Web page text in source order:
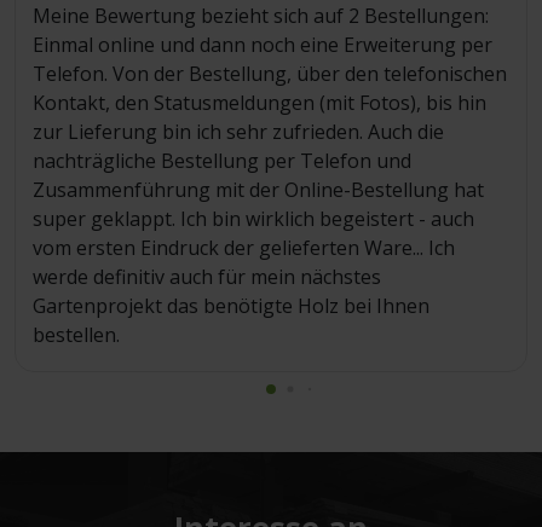
Meine Bewertung bezieht sich auf 2 Bestellungen:
Einmal online und dann noch eine Erweiterung per
Telefon. Von der Bestellung, über den telefonischen
Kontakt, den Statusmeldungen (mit Fotos), bis hin
zur Lieferung bin ich sehr zufrieden. Auch die
nachträgliche Bestellung per Telefon und
Zusammenführung mit der Online-Bestellung hat
super geklappt. Ich bin wirklich begeistert - auch
vom ersten Eindruck der gelieferten Ware... Ich
werde definitiv auch für mein nächstes
Gartenprojekt das benötigte Holz bei Ihnen
bestellen.